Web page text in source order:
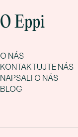
O Eppi
O NÁS
KONTAKTUJTE NÁS
NAPSALI O NÁS
BLOG